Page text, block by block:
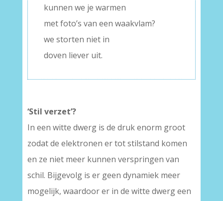
kunnen we je warmen
met foto’s van een waakvlam?
we storten niet in
doven liever uit.
‘Stil verzet’?
In een witte dwerg is de druk enorm groot
zodat de elektronen er tot stilstand komen
en ze niet meer kunnen verspringen van
schil. Bijgevolg is er geen dynamiek meer
mogelijk, waardoor er in de witte dwerg een